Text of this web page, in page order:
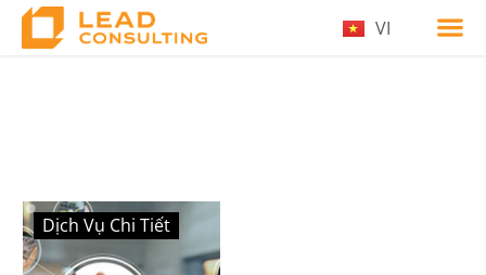
VI
Dịch Vụ Chi Tiết